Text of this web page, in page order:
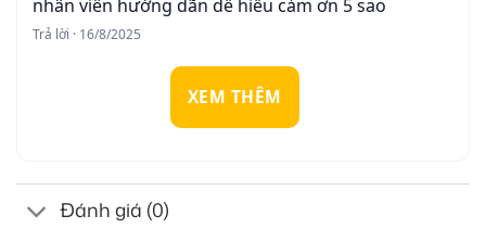
nhân viên hướng dãn dễ hiểu cảm ơn 5 sao
Trả lời · 16/8/2025
XEM THÊM
Đánh giá (0)